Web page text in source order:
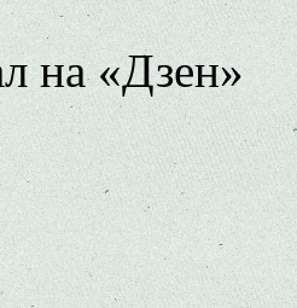
на «Дзен»